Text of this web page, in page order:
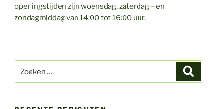
openingstijden zijn woensdag, zaterdag – en
zondagmiddag van 14:00 tot 16:00 uur.
naar: